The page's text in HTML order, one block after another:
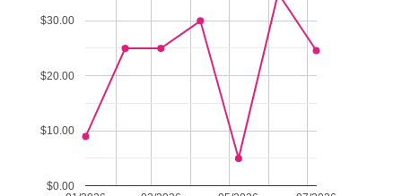
$0.00
$10.00
$20.00
$30.00